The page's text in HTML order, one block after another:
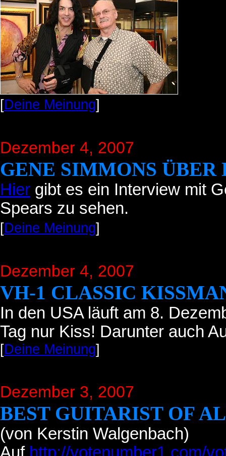
[Deine Meinung]
Dezember 4, 2007
GENE SIMMONS ÜBER
Hier gibt es ein Interview mit
Spears zu sehen.
[Deine Meinung]
Dezember 4, 2007
VH-1 CLASSIC
In den USA läuft am 8.
Tag nur Kiss! Darunter auch
[Deine Meinung]
Dezember 3, 2007
BEST GUITARIST OF
(von Kerstin Walgenbach)